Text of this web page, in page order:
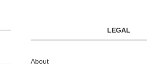
LEGAL
About